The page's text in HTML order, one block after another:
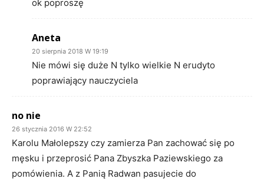
ok poproszę
Aneta
20 sierpnia 2018 W 19:19
Nie mówi się duże N tylko wielkie N erudyto
poprawiający nauczyciela
no nie
26 stycznia 2016 W 22:52
Karolu Małolepszy czy zamierza Pan zachować się po
męsku i przeprosić Pana Zbyszka Paziewskiego za
pomówienia. A z Panią Radwan pasujecie do